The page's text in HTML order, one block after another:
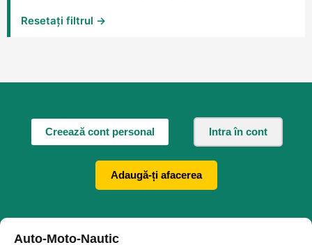
Resetați filtrul →
Creează cont personal Intra în cont
Adaugă-ți afacerea
Auto-Moto-Nautic